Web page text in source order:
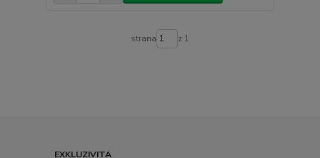
strana z 1
EXKLUZIVITA